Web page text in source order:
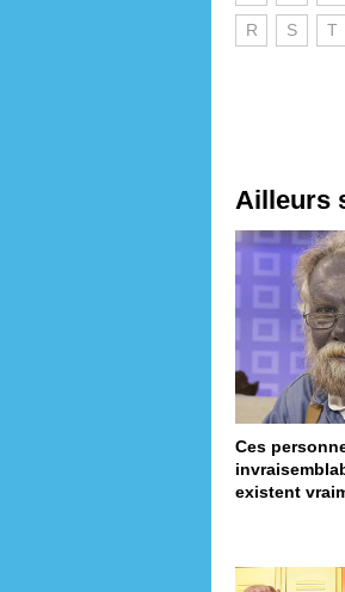
R S T
Ailleurs
Ces
existent